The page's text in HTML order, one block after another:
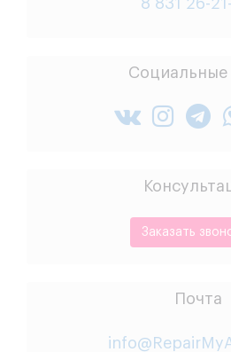
8 831 26-21-
Социальные
Заказать
Почта